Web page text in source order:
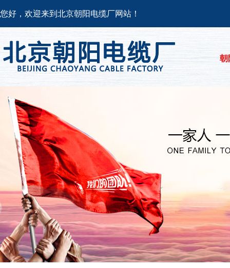
您好，欢迎来到北京朝阳电缆厂网站！
朝